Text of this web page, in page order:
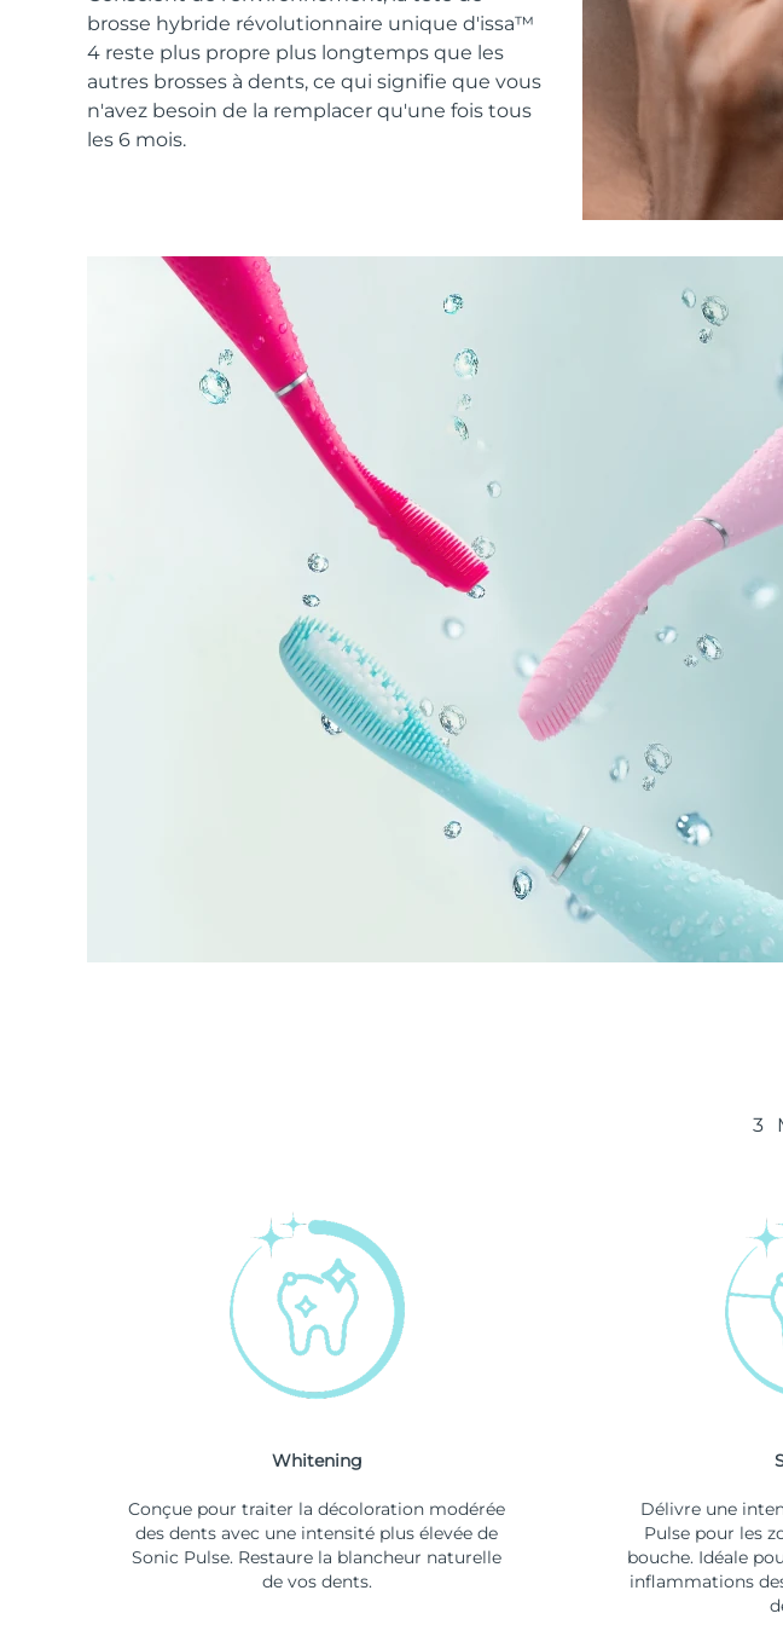
brosse hybride révolutionnaire unique d'issa™
4 reste plus propre plus longtemps que les
autres brosses à dents, ce qui signifie que vous
n'avez besoin de la remplacer qu'une fois tous
les 6 mois.
3
Whitening
Conçue pour traiter la décoloration modérée
des dents avec une intensité plus élevée de
Sonic Pulse. Restaure la blancheur naturelle
de vos dents.
Délivre une
Pulse pour les
bouche. Idéale
inflammations
All revitalizing eye massagers
Soins de la peau KIWI™
Advanced pore care essentials
Serum
For healthy hair
issa™ Teeth Whitening Gel
18% PAP
Cosmétiques Hommes